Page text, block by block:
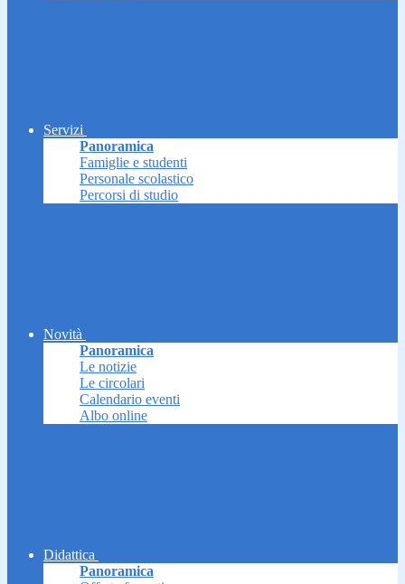
Servizi
Panoramica
Famiglie e studenti
Personale scolastico
Percorsi di studio
Novità
Panoramica
Le notizie
Le circolari
Calendario eventi
Albo online
Didattica
Panoramica